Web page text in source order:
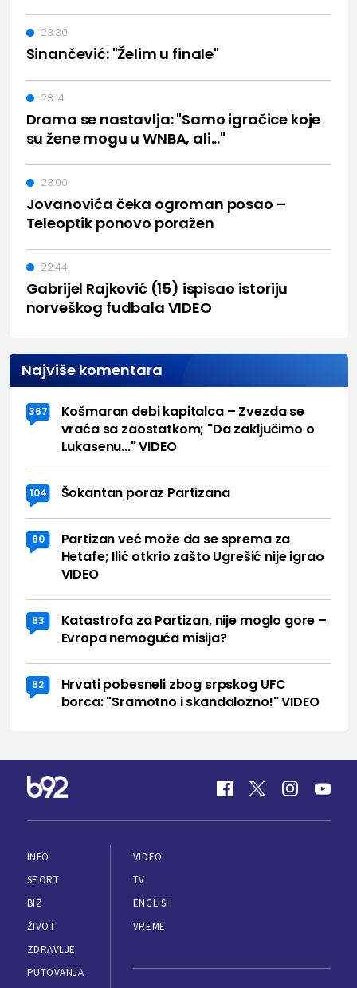
Sinančević: "Želim u finale"
23:30
Drama se nastavlja: "Samo igračice koje
su žene mogu u WNBA, ali..."
23:14
Jovanovića čeka ogroman posao –
Teleoptik ponovo poražen
23:00
Gabrijel Rajković (15) ispisao istoriju
norveškog fudbala VIDEO
22:44
Najviše komentara
367
Košmaran debi kapitalca – Zvezda se
vraća sa zaostatkom; "Da zaključimo o
Lukasenu..." VIDEO
104 Šokantan poraz Partizana
80
Partizan već može da se sprema za
Hetafe; Ilić otkrio zašto Ugrešić nije igrao
VIDEO
63
Katastrofa za Partizan, nije moglo gore –
Evropa nemoguća misija?
62
Hrvati pobesneli zbog srpskog UFC
borca: "Sramotno i skandalozno!" VIDEO
INFO
SPORT
BIZ
ŽIVOT
ZDRAVLJE
PUTOVANJA
VIDEO
TV
ENGLISH
VREME